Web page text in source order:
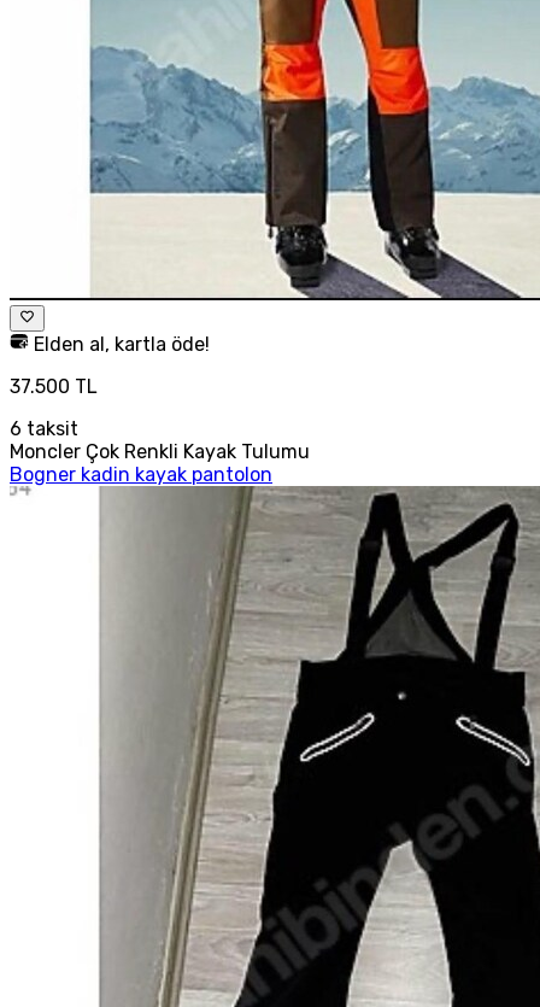
Elden al, kartla öde!
37.500 TL
6 taksit
Moncler Çok Renkli Kayak Tulumu
Bogner kadin kayak pantolon